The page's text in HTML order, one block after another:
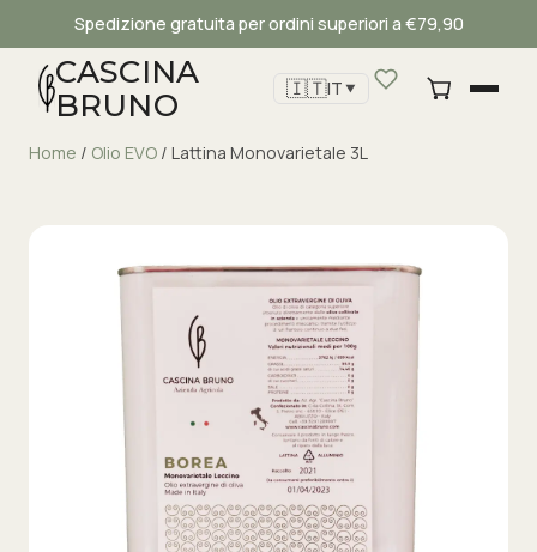
Spedizione gratuita per ordini superiori a €79,90
CASCINA
BRUNO
🇮🇹IT ▼
Home / Olio EVO / Lattina Monovarietale 3L
Cascina Bruno
Assistente virtuale